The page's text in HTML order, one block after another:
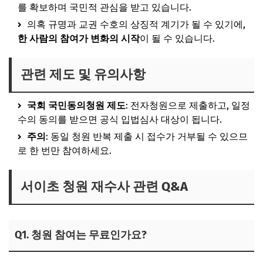
를 확보하며 국민적 관심을 받고 있습니다.
의혹 규명과 교권 수호의 상징적 계기가 될 수 있기에,
한 사람의 참여가 변화의 시작이 될 수 있습니다.
관련 제도 및 유의사항
국회 국민동의청원 제도: 전자청원으로 제출하고, 일정
수의 동의를 받으면 공식 입법심사 대상이 됩니다.
주의: 동일 청원 반복 제출 시 접수가 거부될 수 있으므
로 한 번만 참여하세요.
서이초 청원 재수사 관련 Q&A
Q1. 청원 참여는 무료인가요?